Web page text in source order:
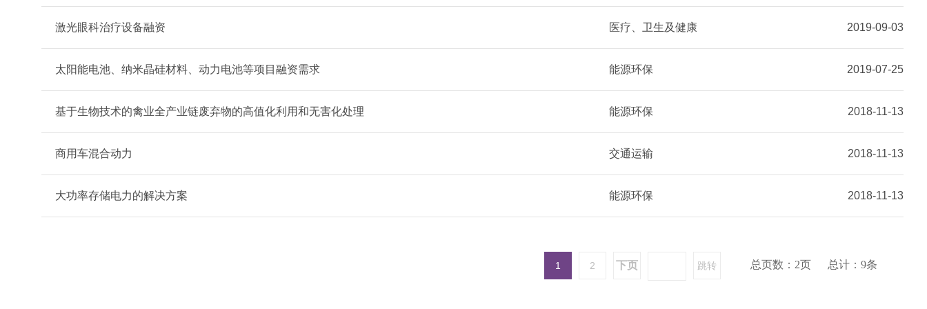
激光眼科治疗设备融资 医疗、卫生及健康 2019-09-03
太阳能电池、纳米晶硅材料、动力电池等项目融资需求 能源环保 2019-07-25
基于生物技术的禽业全产业链废弃物的高值化利用和无害化处理 能源环保 2018-11-13
商用车混合动力 交通运输 2018-11-13
大功率存储电力的解决方案 能源环保 2018-11-13
1 2 下页 跳转 总页数：2页 总计：9条